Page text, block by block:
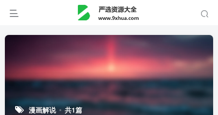
漫画解说 共1篇